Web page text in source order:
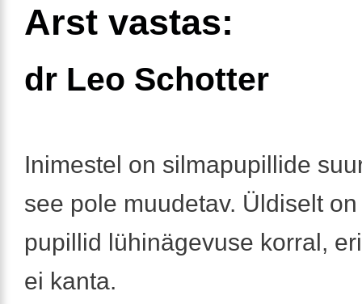
Arst vastas:
dr Leo Schotter
Inimestel on silmapupillide
see pole muudetav. Üldiselt
pupillid lühinägevuse korral,
ei kanta.